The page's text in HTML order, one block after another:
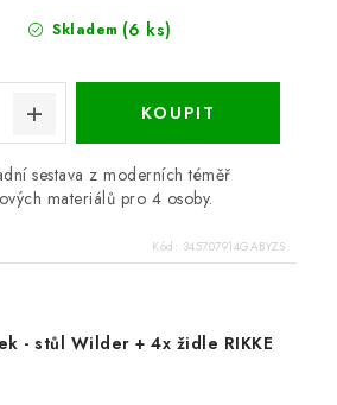
Skladem (6 ks)
sestava z moderních téměř
materiálů pro 4 osoby.
Kód: 345707914GABYZS
- stůl Wilder + 4x židle RIKKE